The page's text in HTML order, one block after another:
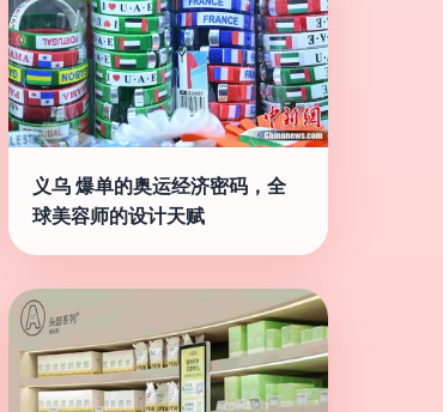
义乌 爆单的奥运经济密码，全
球美容师的设计天赋